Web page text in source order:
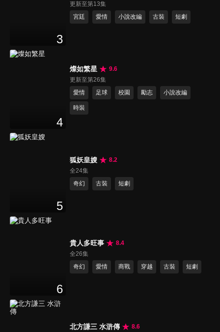
3
更新至第13集
宮廷
愛情 小說改編 古裝 短劇
4
燦如繁星
9.6
更新至第26集
愛情
足球 校園 勵志 小說改編
時裝
5
狐妖皇嫂
8.2
全24集
奇幻
古裝 短劇
6
貴人多旺事
8.4
全26集
奇幻
愛情 商戰 穿越 古裝 短劇
北方謙三 水滸傳
8.6